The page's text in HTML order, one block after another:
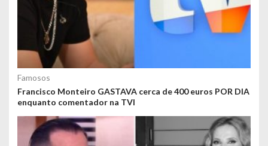
Famosos
Francisco Monteiro GASTAVA cerca de 400 euros POR DIA
enquanto comentador na TVI